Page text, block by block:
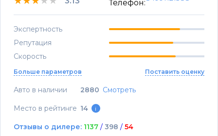
Телефон:
Экспертность
Репутация
Скорость
Больше параметров Поставить оценку
Авто в наличии 2880 Смотреть
Место в рейтинге 14 i
Отзывы о дилере: 1137 / 398 / 54